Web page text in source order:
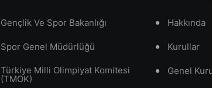
Gençlik Ve Spor Bakanlığı
Spor Genel Müdürlüğü
Türkiye Milli Olimpiyat Komitesi
(TMOK)
Hakkında
Kurullar
Genel